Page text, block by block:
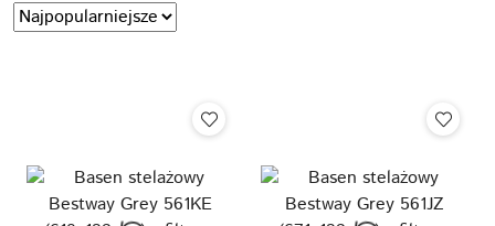
Zastosowano
sortowanie:
Sortuj
według